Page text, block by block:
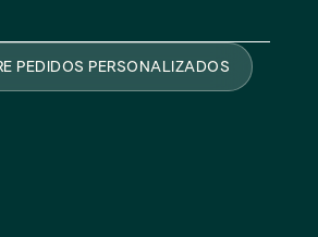
PEDIDOS PERSONALIZADOS